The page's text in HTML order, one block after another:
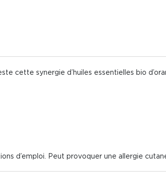
cette synergie d’huiles essentielles bio
d’emploi. Peut provoquer une allergie